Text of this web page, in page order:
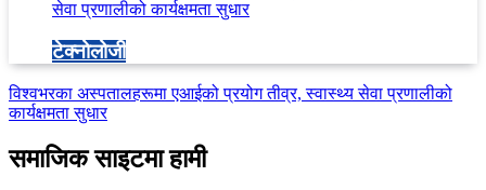
टेक्नोलोजी
विश्वभरका अस्पतालहरूमा एआईको प्रयोग तीव्र, स्वास्थ्य सेवा प्रणालीको
कार्यक्षमता सुधार
समाजिक साइटमा हामी